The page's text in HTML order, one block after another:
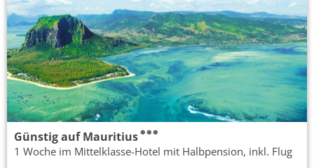
Günstig auf Mauritius
1 Woche im Mittelklasse-Hotel mit Halbpension, inkl. Flug